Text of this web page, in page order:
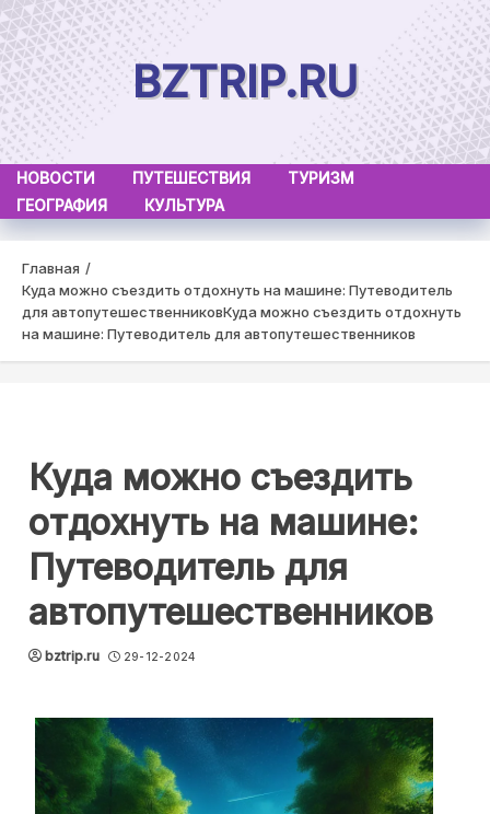
Skip
to
content
BZTRIP.RU
НОВОСТИ ПУТЕШЕСТВИЯ
ТУРИЗМ
ГЕОГРАФИЯ
КУЛЬТУРА
Главная
Куда можно съездить отдохнуть на машине: Путеводитель
для автопутешественниковКуда можно съездить отдохнуть
на машине: Путеводитель для автопутешественников
Куда можно съездить
отдохнуть на машине:
Путеводитель для
автопутешественников
bztrip.ru 29-12-2024